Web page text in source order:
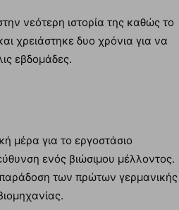
νεότερη ιστορία της καθώς το
χρειάστηκε δυο χρόνια για να
εβδομάδες.
μέρα για το εργοστάσιο
ενός βιώσιμου μέλλοντος.
των πρώτων γερμανικής